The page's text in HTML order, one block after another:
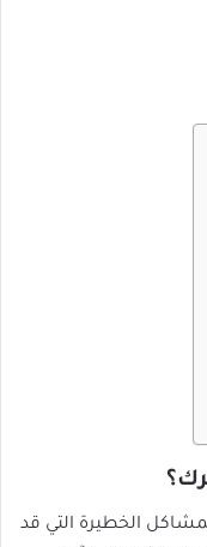
الخطيرة التي قد